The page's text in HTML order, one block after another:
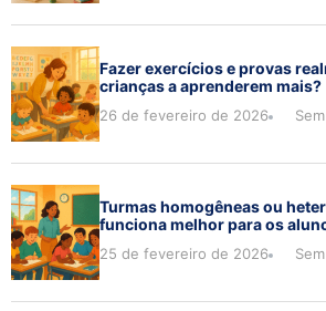
Fazer exercícios e provas
crianças a aprenderem mais?
26 de fevereiro de 2026
Turmas homogêneas ou
funciona melhor para os
25 de fevereiro de 2026